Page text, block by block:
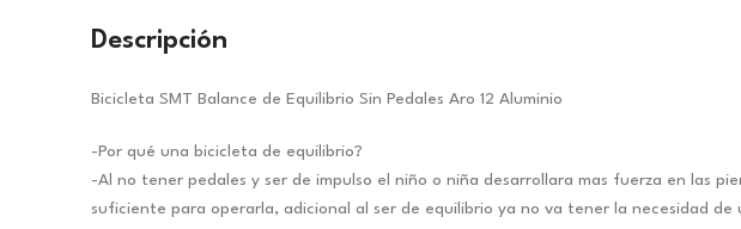
Descripción
Bicicleta SMT Balance de Equilibrio Sin Pedales Aro 12 Aluminio
-Por qué una bicicleta de equilibrio?
-Al no tener pedales y ser de impulso el niño o niña desarrollara mas fuerza en las
suficiente para operarla, adicional al ser de equilibrio ya no va tener la necesidad